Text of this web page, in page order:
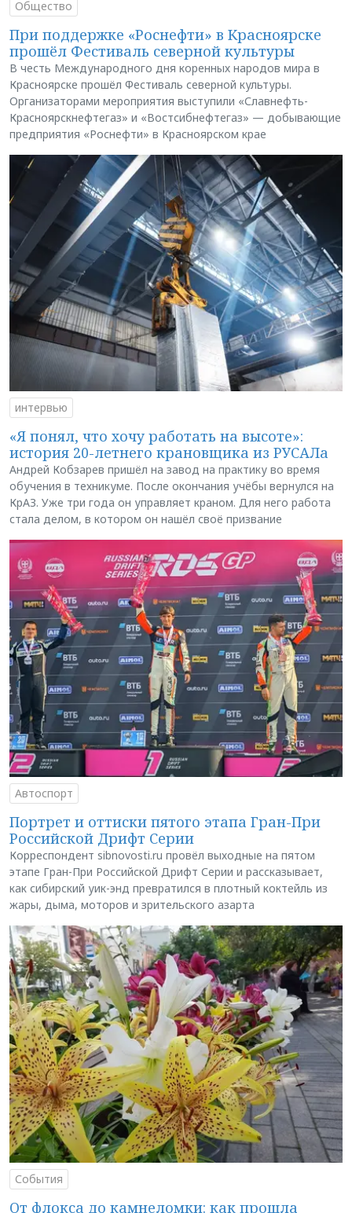
Общество
При поддержке «Роснефти» в Красноярске
прошёл Фестиваль северной культуры
В честь Международного дня коренных народов мира в
Красноярске прошёл Фестиваль северной культуры.
Организаторами мероприятия выступили «Славнефть-
Красноярскнефтегаз» и «Востсибнефтегаз» — добывающие
предприятия «Роснефти» в Красноярском крае
интервью
«Я понял, что хочу работать на высоте»:
история 20-летнего крановщика из РУСАЛа
Андрей Кобзарев пришёл на завод на практику во время
обучения в техникуме. После окончания учёбы вернулся на
КрАЗ. Уже три года он управляет краном. Для него работа
стала делом, в котором он нашёл своё призвание
Автоспорт
Портрет и оттиски пятого этапа Гран-При
Российской Дрифт Серии
Корреспондент sibnovosti.ru провёл выходные на пятом
этапе Гран-При Российской Дрифт Серии и рассказывает,
как сибирский уик-энд превратился в плотный коктейль из
жары, дыма, моторов и зрительского азарта
События
От флокса до камнеломки: как прошла